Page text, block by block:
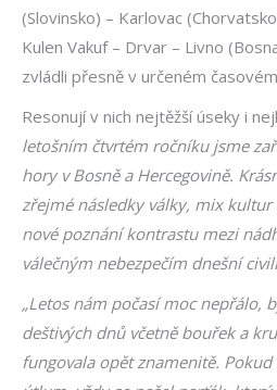
(Slovinsko) – Karlovac
Kulen Vakuf – Drvar – Livno
zvládli přesně v určeném
Resonují v nich nejtěžší úseky i
letošním čtvrtém ročníku jsme
hory v Bosně a Hercegovině.
zřejmé následky války, mix
nové poznání kontrastu mezi
válečným nebezpečím dnešní
„Letos nám počasí moc nepřálo,
deštivých dnů včetně bouřek a
fungovala opět znamenitě.